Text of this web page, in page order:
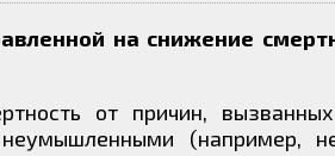
на снижение
от причин,
(например,